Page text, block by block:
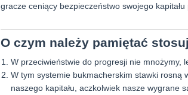
gracze ceniący bezpieczeństwo swojego
O czym należy pamiętać
W przeciwieństwie do progresji nie mnożymy,
W tym systemie bukmacherskim stawki rosną
naszego kapitału, aczkolwiek nasze wygrane